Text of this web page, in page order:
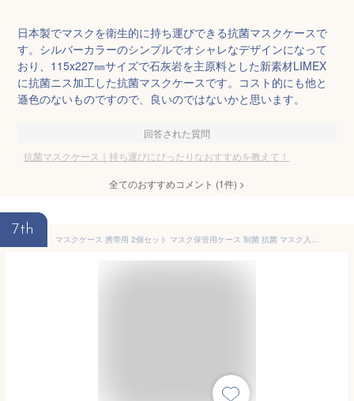
日本製でマスクを衛生的に持ち運びできる抗菌マスクケースで
す。シルバーカラーのシンプルでオシャレなデザインになって
おり、115x227㎜サイズで石灰岩を主原料とした新素材LIMEX
に抗菌ニス加工した抗菌マスクケースです。コスト的にも他と
遜色のないものですので、良いのではないかと思います。
回答された質問
抗菌マスクケース｜持ち運びにぴったりなおすすめを教えて！
全てのおすすめコメント (1件) >
7th
マスクケース 携帯用 2個セット マスク保管用ケース 制菌 抗菌 マスク入れ マスク収納 持ち運びに便利 防汚 衛生 おしゃれ コンパクト プラスチック 折りたたみ 使い捨てマスクケース ボックス 送料無料